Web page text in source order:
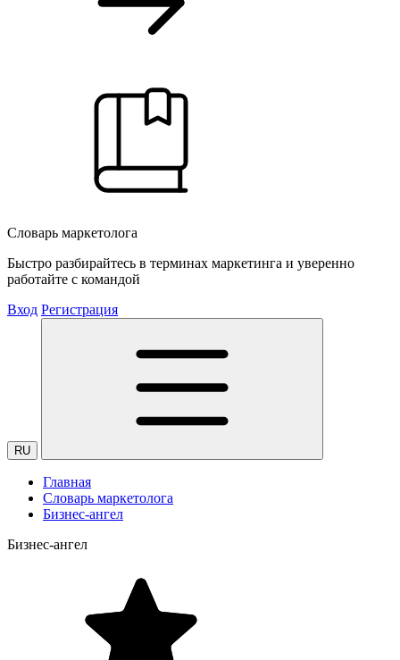
Словарь маркетолога
Быстро разбирайтесь в терминах маркетинга и уверенно
работайте с командой
Вход Регистрация
RU
Главная
Словарь маркетолога
Бизнес-ангел
Бизнес-ангел